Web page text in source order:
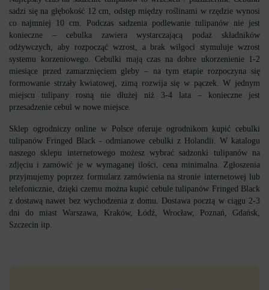
sadzi się na głębokość 12 cm, odstęp między roślinami w rzędzie wynosi
co najmniej 10 cm. Podczas sadzenia podlewanie tulipanów nie jest
konieczne – cebulka zawiera wystarczającą podaż składników
odżywczych, aby rozpocząć wzrost, a brak wilgoci stymuluje wzrost
systemu korzeniowego. Cebulki mają czas na dobre ukorzenienie 1-2
miesiące przed zamarznięciem gleby – na tym etapie rozpoczyna się
formowanie strzały kwiatowej, zimą rozwija się w pączek. W jednym
miejscu tulipany rosną nie dłużej niż 3-4 lata – konieczne jest
przesadzenie cebul w nowe miejsce.
Sklep ogrodniczy online w Polsce oferuje ogrodnikom kupić cebulki
tulipanów Fringed Black - odmianowe cebulki z Holandii. W katalogu
naszego sklepu internetowego możesz wybrać sadzonki tulipanów na
zdjęciu i zamówić je w wymaganej ilości, cena minimalna. Zgłoszenia
przyjmujemy poprzez formularz zamówienia na stronie internetowej lub
telefonicznie, dzięki czemu można kupić cebule tulipanów Fringed Black
z dostawą nawet bez wychodzenia z domu. Dostawa pocztą w ciągu 2-3
dni do miast Warszawa, Kraków, Łódź, Wrocław, Poznań, Gdańsk,
Szczecin itp.